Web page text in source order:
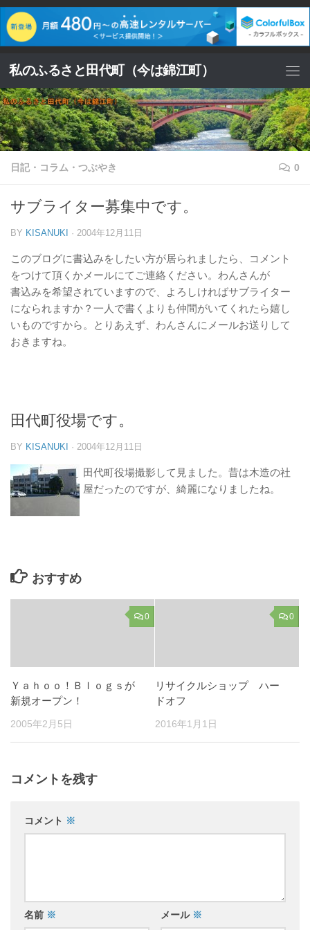
コンテンツへスキップ
私のふるさと田代町（今は錦江町）
日記・コラム・つぶやき 0
サブライター募集中です。
BY KISANUKI · 2004年12月11日
このブログに書込みをしたい方が居られましたら、コメント
をつけて頂くかメールにてご連絡ください。わんさんが
書込みを希望されていますので、よろしければサブライター
になられますか？一人で書くよりも仲間がいてくれたら嬉し
いものですから。とりあえず、わんさんにメールお送りして
おきますね。
田代町役場です。
BY KISANUKI · 2004年12月11日
田代町役場撮影して見ました。昔は木造の社
屋だったのですが、綺麗になりましたね。
おすすめ
0
Ｙａｈｏｏ！Ｂｌｏｇｓが
新規オープン！
2005年2月5日
0
リサイクルショップ ハー
ドオフ
2016年1月1日
コメントを残す
コメント ※
名前 ※ メール ※